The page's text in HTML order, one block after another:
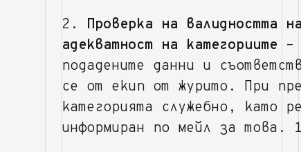
2. Проверка на валидността
адекватност на категориите –
подадените данни и
се от екип от журито. При
категорията служебно, като
информиран по мейл за